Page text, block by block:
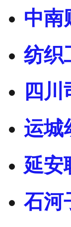
中南
纺织
四
运城
延安
石河